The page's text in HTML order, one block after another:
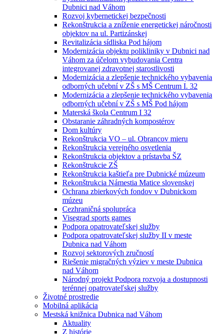
Dubnici nad Váhom
Rozvoj kybernetickej bezpečnosti
Rekonštrukcia a zníženie energetickej náročnosti
objektov na ul. Partizánskej
Revitalizácia sídliska Pod hájom
Modernizácia objektu polikliniky v Dubnici nad
Váhom za účelom vybudovania Centra
integrovanej zdravotnej starostlivosti
Modernizácia a zlepšenie technického vybavenia
odborných učební v ZŠ s MŠ Centrum I. 32
Modernizácia a zlepšenie technického vybavenia
odborných učební v ZŠ s MŠ Pod hájom
Materská škola Centrum I 32
Obstaranie záhradných kompostérov
Dom kultúry
Rekonštrukcia VO – ul. Obrancov mieru
Rekonštrukcia verejného osvetlenia
Rekonštrukcia objektov a prístavba ŠZ
Rekonštrukcie ZŠ
Rekonštrukcia kaštieľa pre Dubnické múzeum
Rekonštrukcia Námestia Matice slovenskej
Ochrana zbierkových fondov v Dubnickom
múzeu
Cezhraničná spolupráca
Visegrad sports games
Podpora opatrovateľskej služby
Podpora opatrovateľskej služby II v meste
Dubnica nad Váhom
Rozvoj sektorových zručností
Riešenie migračných výziev v meste Dubnica
nad Váhom
Národný projekt Podpora rozvoja a dostupnosti
terénnej opatrovateľskej služby
Životné prostredie
Mobilná aplikácia
Mestská knižnica Dubnica nad Váhom
Aktuality
Z histórie